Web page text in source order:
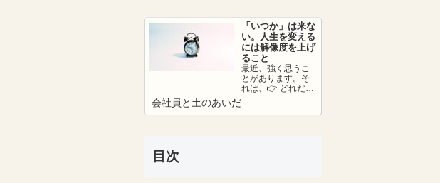
「いつか」は来な
い。人生を変える
には解像度を上げ
ること
最近、強く思うこ
とがあります。そ
れは、👉 どれだけ
リアリティーを持
れているか。ここ
会社員と土のあいだ
目次